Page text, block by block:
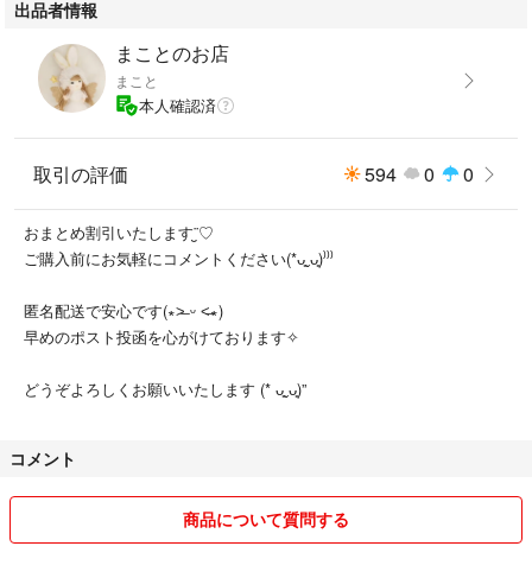
出品者情報
まことのお店
まこと
本人確認済
取引の評価 594 0 0
おまとめ割引いたします¨̮♡︎
ご購入前にお気軽にコメントください(*ᴗ͈ˬᴗ͈)⁾⁾⁾
匿名配送で安心です(∗˃̶ ᵕ ˂̶∗)
早めのポスト投函を心がけております✧
どうぞよろしくお願いいたします (* ᴗ͈ˬᴗ͈)”
コメント
商品について質問する